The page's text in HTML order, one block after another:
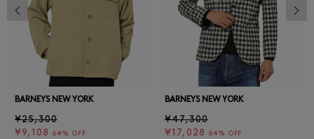
BARNEYS NEW YORK
¥25,300
¥9,108
64% OFF
BARNEYS NEW YORK
¥47,300
¥17,028
64% OFF
前の画像